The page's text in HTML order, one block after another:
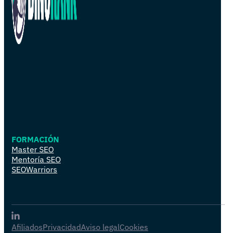
FORMACIÓN
Master SEO
Mentoría SEO
SEOWarriors
AfiliadosPrivacidadAviso legalCookies